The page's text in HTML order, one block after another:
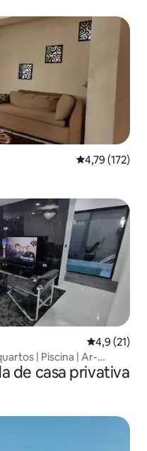
4,79 de uma
4,79 (172)
4,9 de uma
4,9 (21)
| Piscina | Ar-
de casa privativa